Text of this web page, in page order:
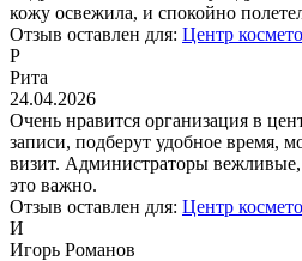
кожу освежила, и спокойно
Отзыв оставлен для: Центр
Р
Рита
24.04.2026
Очень нравится организация в
записи, подберут удобное время,
визит. Администраторы
это важно.
Отзыв оставлен для: Центр
И
Игорь Романов